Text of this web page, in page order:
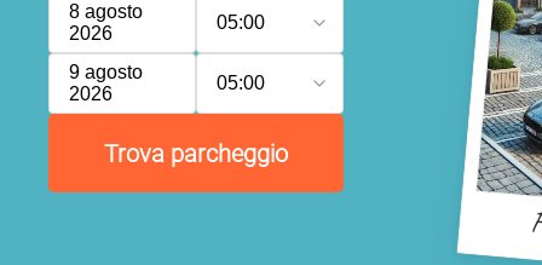
8 agosto
2026
05:00
9 agosto
2026
05:00
Trova parcheggio